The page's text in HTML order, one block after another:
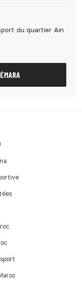
du quartier Ain